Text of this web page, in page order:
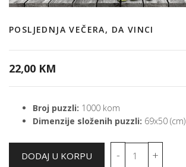
POSLJEDNJA VEČERA, DA VINCI
22,00 KM
Broj puzzli: 1000 kom
Dimenzije složenih puzzli: 69x50 (cm)